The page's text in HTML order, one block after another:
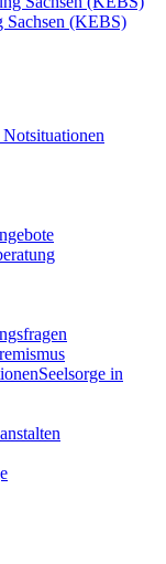
Sachsen (KEBS)
Seelsorge in